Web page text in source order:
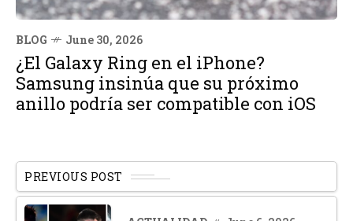
BLOG June 30, 2026
¿El Galaxy Ring en el iPhone?
Samsung insinúa que su próximo
anillo podría ser compatible con iOS
PREVIOUS POST